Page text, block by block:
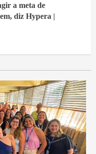
a meta de
diz Hypera |